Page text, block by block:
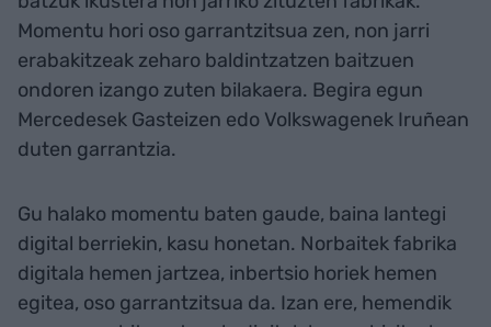
Momentu hori oso garrantzitsua zen, non jarri
erabakitzeak zeharo baldintzatzen baitzuen
ondoren izango zuten bilakaera. Begira egun
Mercedesek Gasteizen edo Volkswagenek Iruñean
duten garrantzia.
Gu halako momentu baten gaude, baina lantegi
digital berriekin, kasu honetan. Norbaitek fabrika
digitala hemen jartzea, inbertsio horiek hemen
egitea, oso garrantzitsua da. Izan ere, hemendik